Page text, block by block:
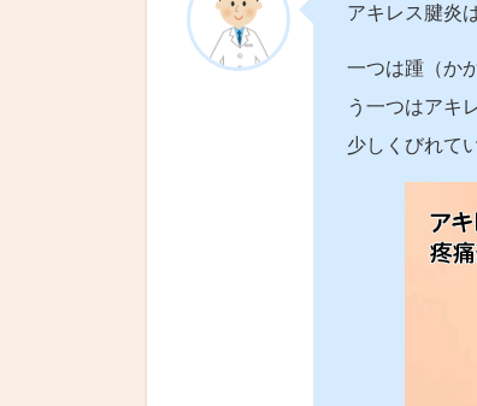
アキレス腱炎
一つは踵（か
う一つはアキ
少しくびれて